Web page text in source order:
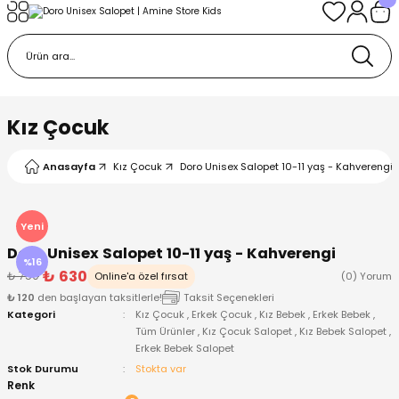
Kız Çocuk
Anasayfa Kız Çocuk Doro Unisex Salopet 10-11 yaş - Kahverengi
Yeni
%16
Doro Unisex Salopet 10-11 yaş - Kahverengi
₺ 750 ₺ 630 Online'a özel fırsat
(0) Yorum
₺ 120 den başlayan taksitlerle!
Taksit Seçenekleri
Kategori
Kız Çocuk , Erkek Çocuk , Kız Bebek , Erkek Bebek ,
Tüm Ürünler , Kız Çocuk Salopet , Kız Bebek Salopet ,
Erkek Bebek Salopet
Stok Durumu
Stokta var
Renk
Giyim
Bere ve Eldiven
Bere ve Eldiven
Body
ve Patik
Çıkışı ve Zıbın Seti
Ürünleri